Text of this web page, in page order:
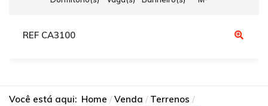
REF CA3100
Você está aqui: Home Venda
Terrenos